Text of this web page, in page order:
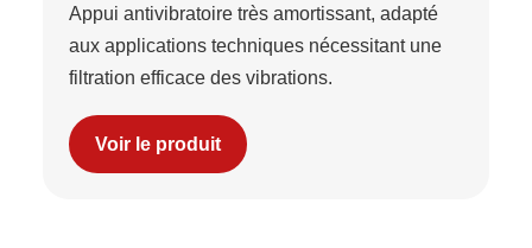
Appui antivibratoire très amortissant, adapté
aux applications techniques nécessitant une
filtration efficace des vibrations.
Voir le produit